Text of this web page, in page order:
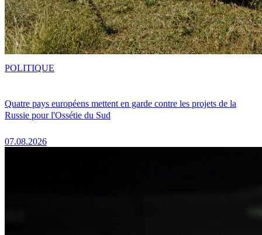
Quatre pays européens mettent en garde contre les projets de la
Russie pour l'Ossétie du Sud
07.08.2026
POLITIQUE